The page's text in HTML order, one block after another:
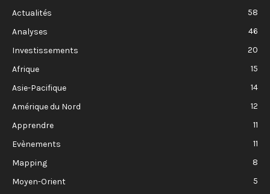
Actualités
58
Analyses
46
Investissements
20
Afrique
15
Asie-Pacifique
14
Amérique du Nord
12
Apprendre
11
Evènements
11
Mapping
8
Moyen-Orient
5